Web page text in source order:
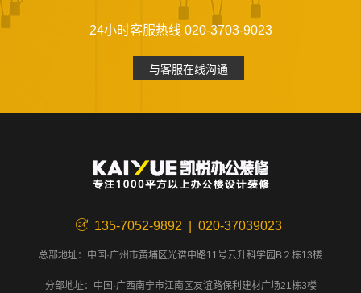
24小时客服热线 020-3703-9023
与客服在线沟通
135-7052-9892 | 020-37039023
总部地址：中国·广州市黄埔区光谱中路11号云升科学园B２栋13楼
分部地址：中国·广西南宁市江南区友谊路保利建材广场21栋3楼